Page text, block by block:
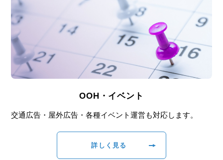
OOH・イベント
交通広告・屋外広告・各種イベント運営も対応します。
詳しく見る